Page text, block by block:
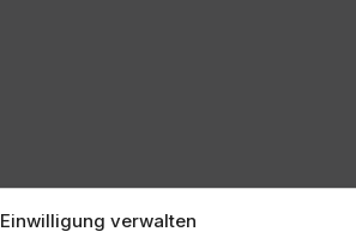
Einwilligung verwalten